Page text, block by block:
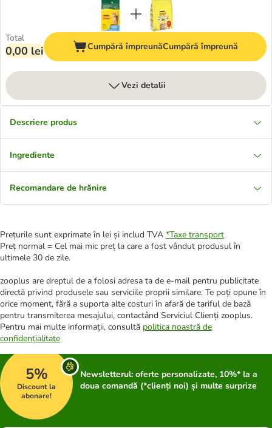
Total
0,00 lei Cumpără împreunăCumpără împreună
Vezi detalii
Descriere produs
Ingrediente
Recomandare de hrănire
Prețurile sunt exprimate în lei și includ TVA *Taxe transport
Preț normal = Cel mai mic preț la care a fost vândut produsul în
ultimele 30 de zile.
zooplus are dreptul de a folosi adresa ta de e-mail pentru publicitate
directă privind produsele sau serviciile proprii similare. Te poți opune în
orice moment, fără a suporta alte costuri în afară de tariful de bază
pentru transmiterea mesajului, contactând Serviciul Clienți zooplus.
Pentru mai multe informații, consultă politica noastră de
confidențialitate
5%
Discount la
abonare!
Newsletterul: oferte personalizate, 10%* la a
doua comandă (*clienți noi) și multe surprize